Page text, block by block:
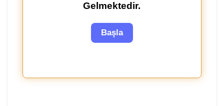
Gelmektedir.